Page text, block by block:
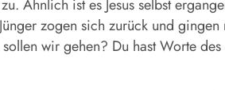
Ähnlich ist es Jesus selbst
zogen sich zurück und
wir gehen? Du hast Worte